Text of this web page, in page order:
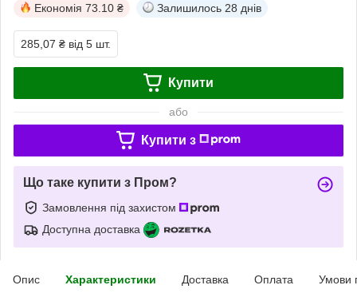
Економія 73.10 ₴ Залишилось 28 днів
285,07 ₴ від 5 шт.
Купити
або
Купити з
Що таке купити з Пром?
Замовлення під захистом
Доступна доставка
Опис Характеристики Доставка Оплата Умови